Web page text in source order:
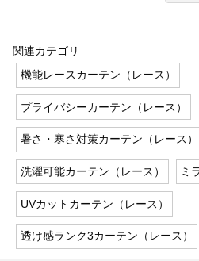
関連カテゴリ
機能レースカーテン（レース）
プライバシーカーテン（レース）
暑さ・寒さ対策カーテン（レース）
洗濯可能カーテン（レース） ミ
UVカットカーテン（レース）
透け感ランク3カーテン（レース）